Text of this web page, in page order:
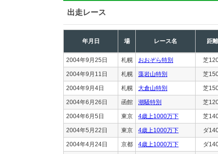
出走レース
年月日 場 レース名 距離
2004年9月25日 札幌 おおぞら特別 芝
2004年9月11日 札幌 藻岩山特別 芝
2004年9月4日 札幌 大倉山特別 芝
2004年6月26日 函館 潮騒特別 芝
2004年6月5日 東京 4歳上1000万下 芝
2004年5月22日 東京 4歳上1000万下 ダ
2004年4月24日 京都 4歳上1000万下 ダ